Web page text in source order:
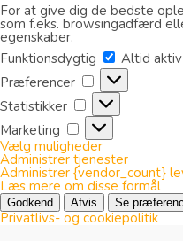
For at give dig de bedste
som f.eks. browsingadfærd
egenskaber.
Funktionsdygtig
Altid aktiv
Præferencer
Præferencer
Statistikker
Statistikker
Marketing
Marketing
Vælg muligheder
Administrer tjenester
Administrer {vendor_count}
Læs mere om disse formål
Godkend Afvis Se
Privatlivs- og cookiepolitik